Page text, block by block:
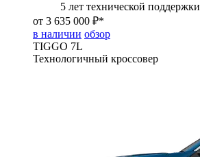
5 лет технической поддержки
от 3 635 000 ₽*
в наличии обзор
TIGGO 7L
Технологичный кроссовер